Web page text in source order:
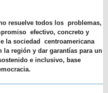
resuelve todos los problemas,
efectivo, concreto y
la sociedad centroamericana
región y dar garantías para un
e inclusivo, base